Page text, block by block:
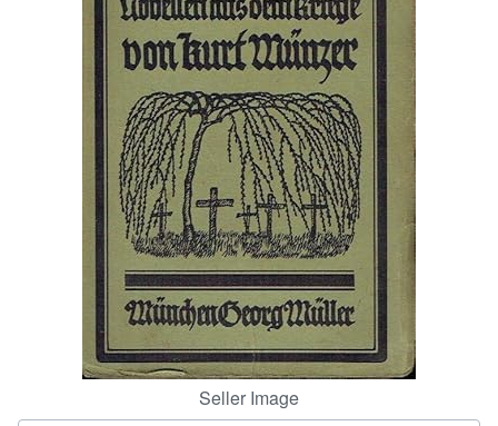
Start Selling
CLOSE
Seller Image